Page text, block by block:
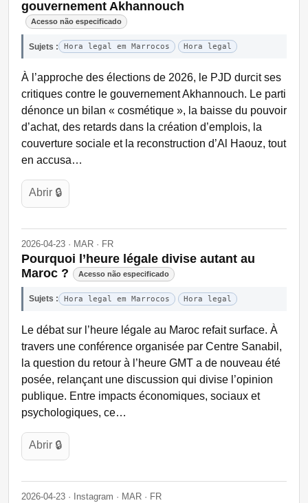
gouvernement Akhannouch
Acesso não especificado
Sujets : Hora legal em Marrocos Hora legal
À l’approche des élections de 2026, le PJD durcit ses
critiques contre le gouvernement Akhannouch. Le parti
dénonce un bilan « cosmétique », la baisse du pouvoir
d’achat, des retards dans la création d’emplois, la
couverture sociale et la reconstruction d’Al Haouz, tout
en accusa…
Abrir 🔒
2026-04-23 · MAR · FR
Pourquoi l’heure légale divise autant au
Maroc ?
Acesso não especificado
Sujets : Hora legal em Marrocos Hora legal
Le débat sur l’heure légale au Maroc refait surface. À
travers une conférence organisée par Centre Sanabil,
la question du retour à l’heure GMT a de nouveau été
posée, relançant une discussion qui divise l’opinion
publique. Entre impacts économiques, sociaux et
psychologiques, ce…
Abrir 🔒
2026-04-23 · Instagram · MAR · FR